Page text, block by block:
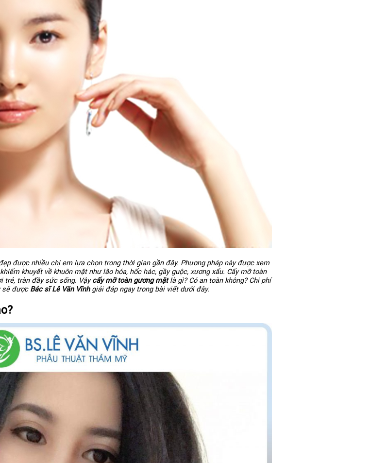
được nhiều chị em lựa chọn trong thời gian gần đây. Phương pháp này được xem
khuyết về khuôn mặt như lão hóa, hốc hác, gầy guộc, xương xẩu. Cấy mỡ toàn
trẻ, tràn đầy sức sống. Vậycấy mỡ toàn gương mặtlà gì? Có an toàn không? Chi phí
sẽ được Bác sĩ Lê Văn Vĩnhgiải đáp ngay trong bài viết dưới đây.